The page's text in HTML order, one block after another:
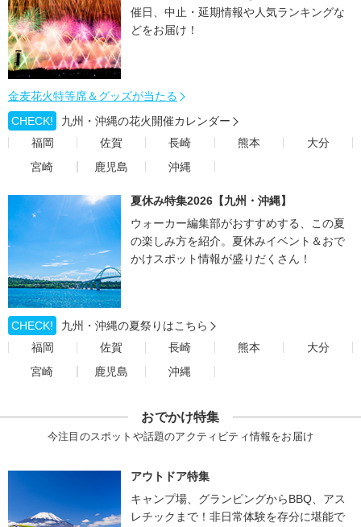
催日、中止・延期情報や人気ランキングな
どをお届け！
金麦花火特等席＆グッズが当たる
CHECK!
九州・沖縄の花火開催カレンダー
福岡
佐賀 長崎 熊本
大分
宮崎
鹿児島 沖縄
夏休み特集2026【九州・沖縄】
ウォーカー編集部がおすすめする、この夏
の楽しみ方を紹介。夏休みイベント＆おで
かけスポット情報が盛りだくさん！
CHECK!
九州・沖縄の夏祭りはこちら
福岡
佐賀 長崎 熊本
大分
宮崎
鹿児島 沖縄
おでかけ特集
今注目のスポットや話題のアクティビティ情報をお届け
アウトドア特集
キャンプ場、グランピングからBBQ、アス
レチックまで！非日常体験を存分に堪能で